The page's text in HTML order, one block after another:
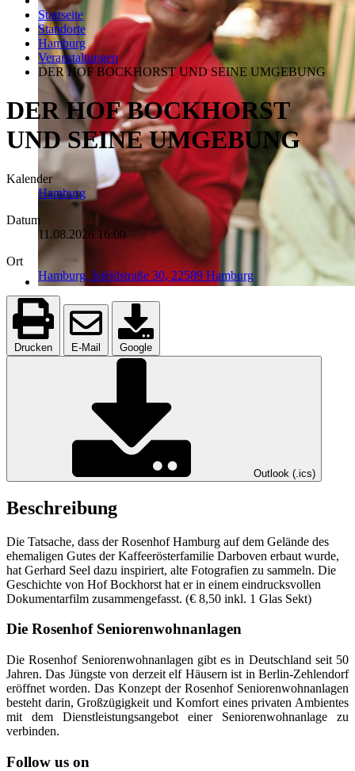
Startseite
Standorte
Hamburg
Veranstaltungen
DER HOF BOCKHORST UND SEINE UMGEBUNG
DER HOF BOCKHORST
UND SEINE UMGEBUNG
Kalender
Hamburg
Datum
11.08.2026 16:00
Ort
Hamburg, Isfeldstraße 30, 22589 Hamburg
Drucken E-Mail Google
Outlook (.ics)
Beschreibung
Die Tatsache, dass der Rosenhof Hamburg auf dem Gelände des
ehemaligen Gutes der Kaffeerösterfamilie Darboven erbaut wurde,
hat Gerhard Seel dazu inspiriert, alte Fotografien zu sammeln. Die
Geschichte von Hof Bockhorst hat er in einem eindrucksvollen
Dokumentarfilm zusammengefasst. (€ 8,50 inkl. 1 Glas Sekt)
Die Rosenhof Seniorenwohnanlagen
Die Rosenhof Seniorenwohnanlagen gibt es in Deutschland seit 50
Jahren. Das Jüngste von derzeit elf Häusern ist in Berlin-Zehlendorf
eröffnet worden. Das Konzept der Rosenhof Seniorenwohnanlagen
besteht darin, Großzügigkeit und Komfort eines privaten Ambientes
mit dem Dienstleistungsangebot einer Seniorenwohnanlage zu
verbinden.
Follow us on